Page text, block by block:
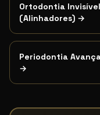
Ortodontia Invisível
(Alinhadores) →
Periodontia
→